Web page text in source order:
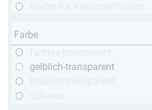
Farbe
gelblich-transparent